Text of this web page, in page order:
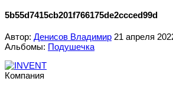
5b55d7415cb201f766175de2ccced99d
Автор: Денисов Владимир 21 апреля
Альбомы: Подушечка
Компания